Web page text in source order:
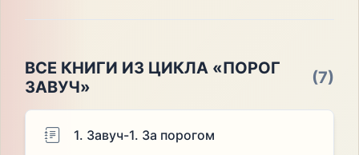
ВСЕ КНИГИ ИЗ ЦИКЛА «ПОРОГ
ЗАВУЧ»
(7)
1. Завуч-1. За порогом